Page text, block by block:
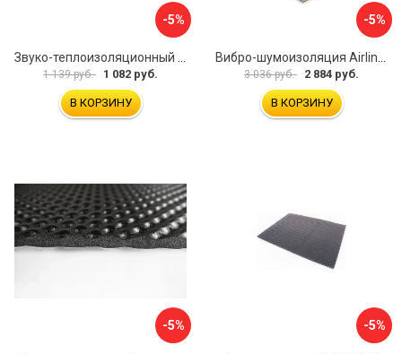
-5%
1 139 руб. 1 082 руб.
В КОРЗИНУ
-5%
3 036 руб. 2 884 руб.
В КОРЗИНУ
-5% -5%